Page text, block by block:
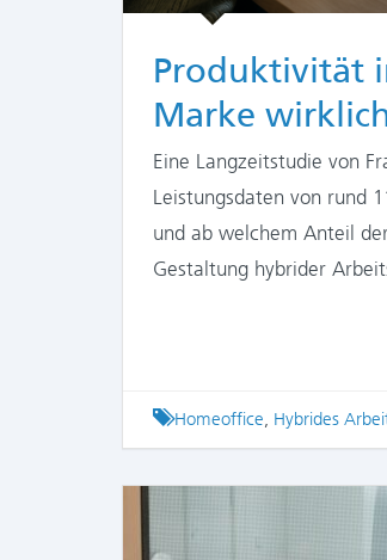
Produktivität
Marke
Eine Langzeitstudie von
Leistungsdaten von rund
und ab welchem Anteil
Gestaltung hybrider
Tagged
Homeoffice, Hybrides